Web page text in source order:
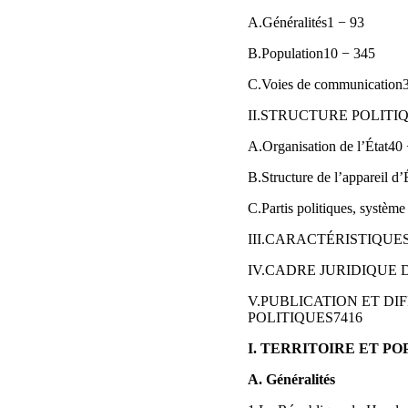
A.Généralités1 − 93
B.Population10 − 345
C.Voies de
II.STRUCTURE
A.Organisation de l’État40
B.Structure de l’appareil
C.Partis politiques,
IV.CADRE JURIDIQUE
V.PUBLICATION ET
POLITIQUES7416
I. TERRITOIRE ET
A. Généralités